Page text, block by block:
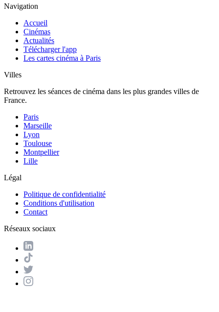
Navigation
Accueil
Cinémas
Actualités
Télécharger l'app
Les cartes cinéma à Paris
Villes
Retrouvez les séances de cinéma dans les plus grandes villes de
France.
Paris
Marseille
Lyon
Toulouse
Montpellier
Lille
Légal
Politique de confidentialité
Conditions d'utilisation
Contact
Réseaux sociaux